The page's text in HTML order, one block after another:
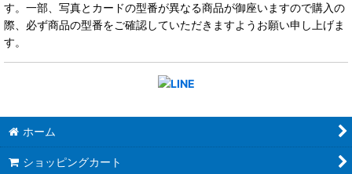
す。一部、写真とカードの型番が異なる商品が御座いますので購入の
際、必ず商品の型番をご確認していただきますようお願い申し上げま
す。
ホーム
ショッピングカート